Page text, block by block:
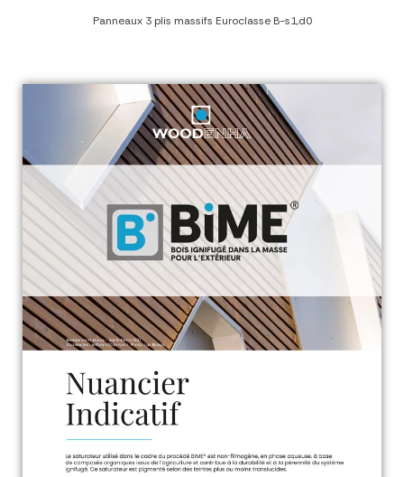
Panneaux 3 plis massifs Euroclasse B-s1,d0